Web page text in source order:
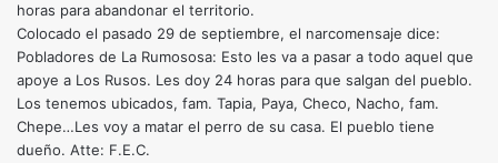
horas para abandonar el territorio.
Colocado el pasado 29 de septiembre, el narcomensaje dice:
Pobladores de La Rumososa: Esto les va a pasar a todo aquel que
apoye a Los Rusos. Les doy 24 horas para que salgan del pueblo.
Los tenemos ubicados, fam. Tapia, Paya, Checo, Nacho, fam.
Chepe…Les voy a matar el perro de su casa. El pueblo tiene
dueño. Atte: F.E.C.